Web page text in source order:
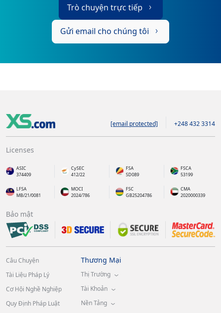
Trò chuyện trực tiếp
Gửi email cho chúng tôi
[email protected] +248 432 3314
Licenses
ASIC
374409
CySEC
412/22
FSA
SD089
FSCA
53199
LFSA
MB/21/0081
MOCI
2024/786
FSC
GB25204786
CMA
2020000339
Bảo mật
Câu Chuyện
Tài Liệu Pháp Lý
Cơ Hội Nghề Nghiệp
Quy Định Pháp Luật
Thương Mại
Thị Trường
Tài Khoản
Nền Tảng